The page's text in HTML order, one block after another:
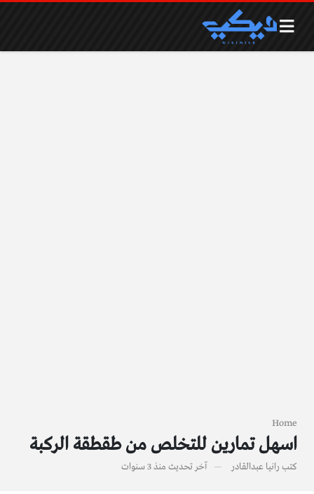
Home
اسهل تمارين للتخلص من طقطقة الركبة
كتب رانيا عبدالقادر آخر تحديث منذ 3 سنوات